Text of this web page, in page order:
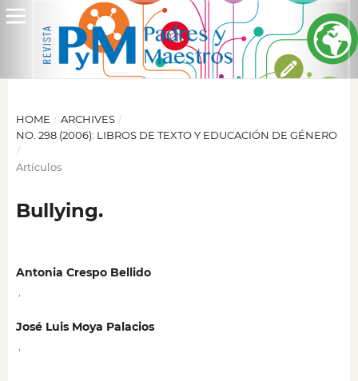
HOME / ARCHIVES /
NO. 298 (2006): LIBROS DE TEXTO Y EDUCACIÓN DE GÉNERO
/
Artículos
Bullying.
Antonia Crespo Bellido
José Luis Moya Palacios